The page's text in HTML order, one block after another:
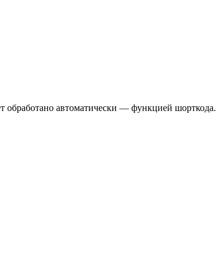
обработано автоматически — функцией шорткода.